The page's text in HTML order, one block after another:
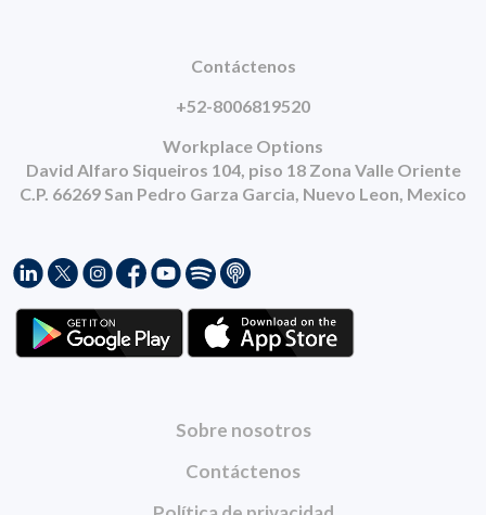
Sobre nosotros
Contáctenos
Contáctenos
+52-8006819520
Workplace Options
David Alfaro Siqueiros 104, piso 18 Zona Valle Oriente
C.P. 66269 San Pedro Garza Garcia, Nuevo Leon, Mexico